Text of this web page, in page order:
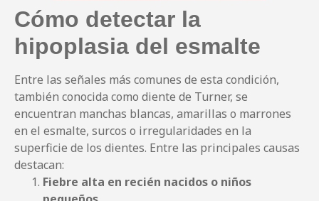
Cómo detectar la
hipoplasia del esmalte
Entre las señales más comunes de esta condición,
también conocida como diente de Turner, se
encuentran manchas blancas, amarillas o marrones
en el esmalte, surcos o irregularidades en la
superficie de los dientes. Entre las principales causas
destacan:
Fiebre alta en recién nacidos o niños